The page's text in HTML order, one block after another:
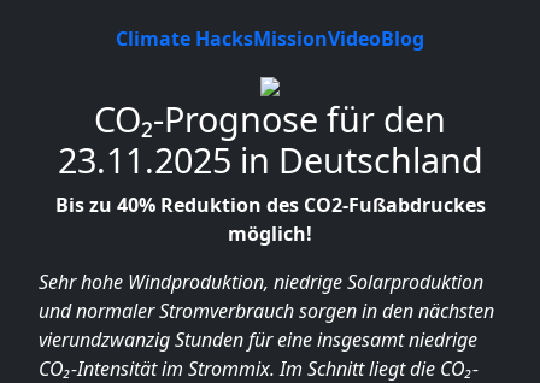
Climate HacksMissionVideoBlog
CO₂-Prognose für den
23.11.2025 in Deutschland
Bis zu 40% Reduktion des CO2-Fußabdruckes
möglich!
Sehr hohe Windproduktion, niedrige Solarproduktion
und normaler Stromverbrauch sorgen in den nächsten
vierundzwanzig Stunden für eine insgesamt niedrige
CO₂-Intensität im Strommix. Im Schnitt liegt die CO₂-